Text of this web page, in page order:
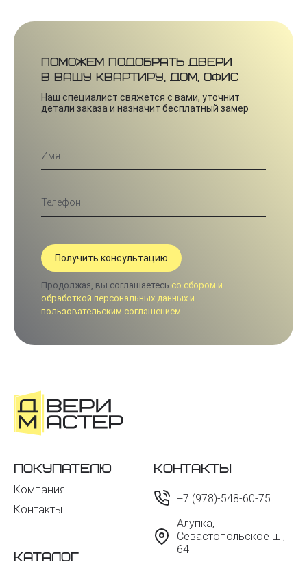
Поможем подобрать двери
в вашу квартиру, дом, офис
Наш специалист свяжется с вами, уточнит
детали заказа и назначит бесплатный замер
Продолжая, вы соглашаетесь со сбором и
обработкой персональных данных и
пользовательским соглашением.
Покупателю
Компания
Контакты
Каталог
Контакты
+7 (978)-548-60-75
Алупка,
Севастопольское ш.,
64